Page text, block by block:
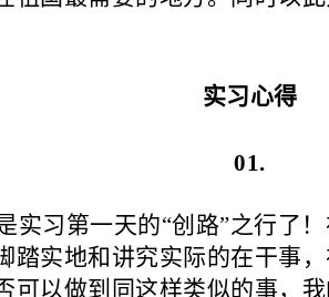
实习心得
01.
实习第一天的“创路”之行了
踏实地和讲究实际的在干事
可以做到同这样类似的事，